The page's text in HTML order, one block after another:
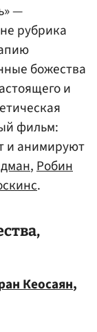
—
рубрика
божества
и
фильм:
и анимируют
,Робин
.
Кеосаян,